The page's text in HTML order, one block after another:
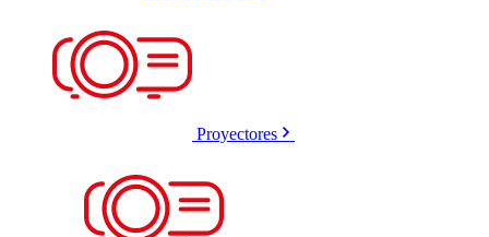
Proyectores